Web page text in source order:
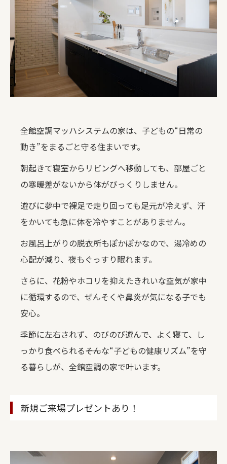
全館空調マッハシステムの家は、子どもの“日常の
動き”をまるごと守る住まいです。
朝起きて寝室からリビングへ移動しても、部屋ごと
の寒暖差がないから体がびっくりしません。
遊びに夢中で裸足で走り回っても足元が冷えず、汗
をかいても急に体を冷やすことがありません。
お風呂上がりの脱衣所もぽかぽかなので、湯冷めの
心配が減り、夜もぐっすり眠れます。
さらに、花粉やホコリを抑えたきれいな空気が家中
に循環するので、ぜんそくや鼻炎が気になる子でも
安心。
季節に左右されず、のびのび遊んで、よく寝て、し
っかり食べられる――そんな“子どもの健康リズム”を守
る暮らしが、全館空調の家で叶います。
新規ご来場プレゼントあり！